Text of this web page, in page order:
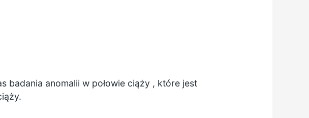
badania anomalii w połowie ciąży, które jest